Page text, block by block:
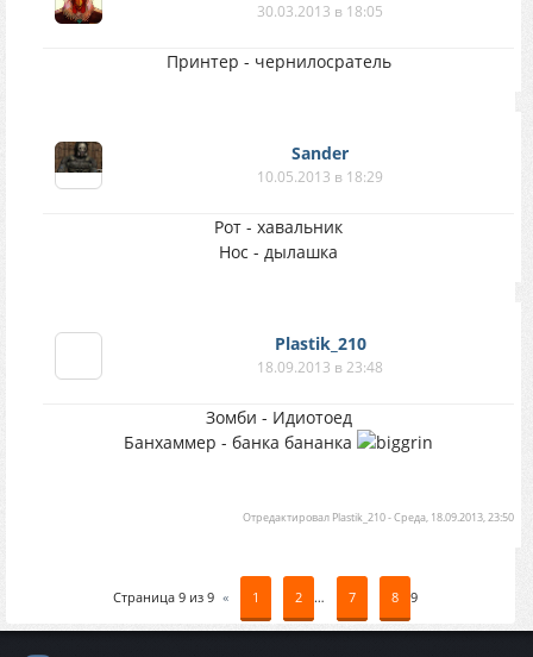
30.03.2013 в 18:05
Принтер - чернилосратель
Sander
10.05.2013 в 18:29
Рот - хавальник
Нос - дылашка
Plastik_210
18.09.2013 в 23:48
Зомби - Идиотоед
Банхаммер - банка бананка
Отредактировал Plastik_210-Среда, 18.09.2013, 23:50
Страница 9из 9 « 1 2 … 7 8 9